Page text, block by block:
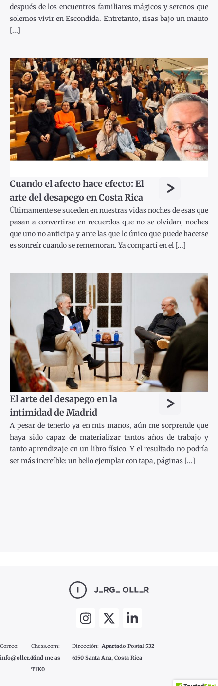
después de los encuentros familiares mágicos y serenos que
solemos vivir en Escondida. Entretanto, risas bajo un manto
[...]
Cuando el afecto hace efecto: El
arte del desapego en Costa Rica
>
Últimamente se suceden en nuestras vidas noches de esas que
pasan a convertirse en recuerdos que no se olvidan, noches
que uno no anticipa y ante las que lo único que puede hacerse
es sonreír cuando se rememoran. Ya compartí en el [...]
El arte del desapego en la
intimidad de Madrid
>
A pesar de tenerlo ya en mis manos, aún me sorprende que
haya sido capaz de materializar tantos años de trabajo y
tanto aprendizaje en un libro físico. Y el resultado no podría
ser más increíble: un bello ejemplar con tapa, páginas [...]
Correo:
info@oller.co
Chess.com:
Find me as
T1K0
Dirección:Apartado Postal 532
6150 Santa Ana, Costa Rica